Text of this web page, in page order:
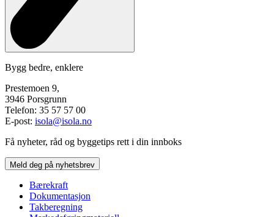
Bygg bedre, enklere
Prestemoen 9,
3946 Porsgrunn
Telefon: 35 57 57 00
E-post: isola@isola.no
Få nyheter, råd og byggetips rett i din innboks
Meld deg på nyhetsbrev
Bærekraft
Dokumentasjon
Takberegning